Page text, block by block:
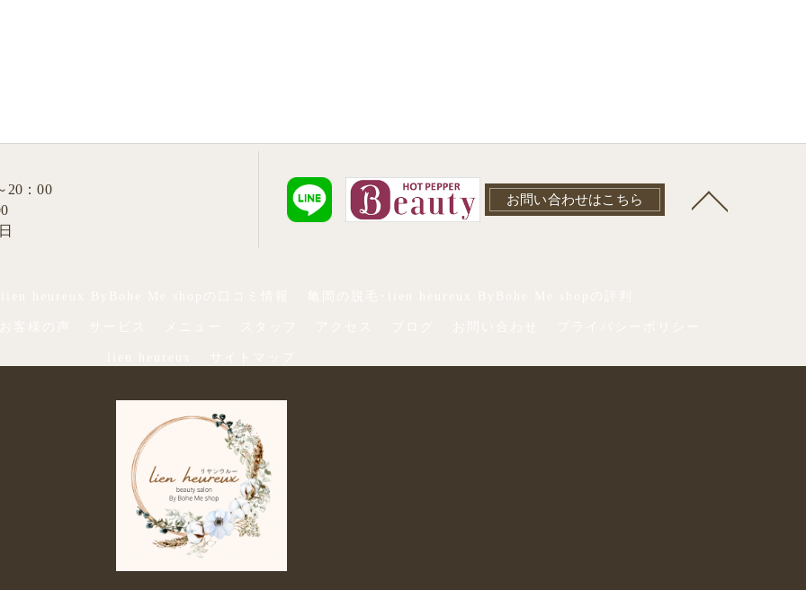
20：00
お問い合わせはこちら